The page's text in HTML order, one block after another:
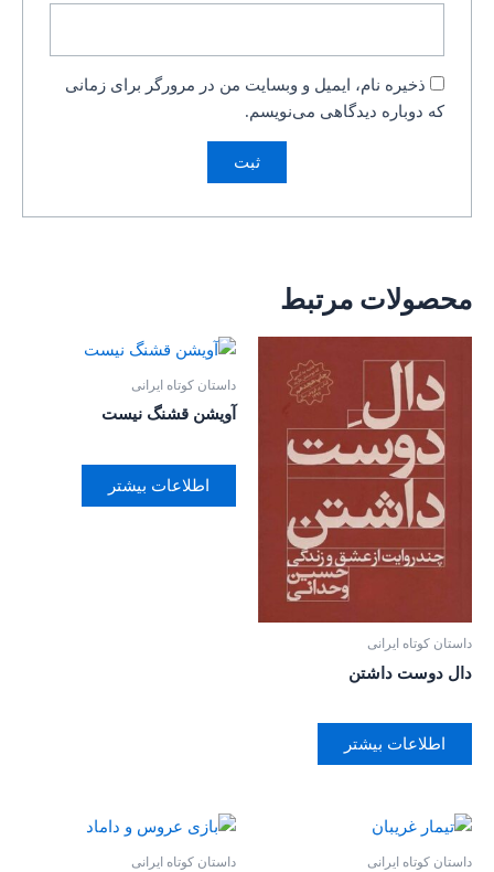
ذخیره نام، ایمیل و وبسایت من در مرورگر برای زمانی
که دوباره دیدگاهی می‌نویسم.
محصولات مرتبط
داستان کوتاه ایرانی
دال دوست داشتن
اطلاعات بیشتر
داستان کوتاه ایرانی
آویشن قشنگ نیست
اطلاعات بیشتر
داستان کوتاه ایرانی داستان کوتاه ایرانی